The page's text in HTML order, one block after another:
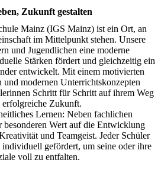
Zukunft gestalten
Mainz (IGS Mainz) ist ein Ort, an
im Mittelpunkt stehen. Unsere
und Jugendlichen eine moderne
Stärken fördert und gleichzeitig ein
entwickelt. Mit einem motivierten
modernen Unterrichtskonzepten
Schritt für Schritt auf ihrem Weg
erfolgreiche Zukunft.
Lernen: Neben fachlichen
besonderen Wert auf die Entwicklung
und Teamgeist. Jeder Schüler
gefördert, um seine oder ihre
voll zu entfalten.